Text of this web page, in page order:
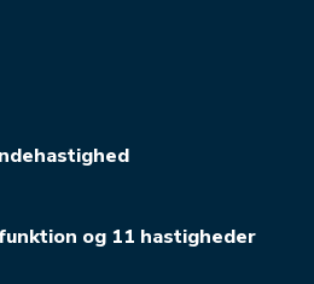
og 11 hastigheder